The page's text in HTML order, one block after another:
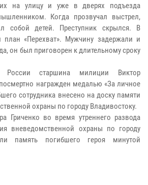
на улицу и уже в дверях подъезда
Когда прозвучал выстрел,
собой детей. Преступник скрылся. В
план «Перехват». Мужчину задержали и
он был приговорен к длительному сроку
России старшина милиции Виктор
награжден медалью «За личное
сотрудника внесено на доску памяти
охраны по городу Владивостоку.
Гриченко во время утреннего развода
вневедомственной охраны по городу
память погибшего героя минутой